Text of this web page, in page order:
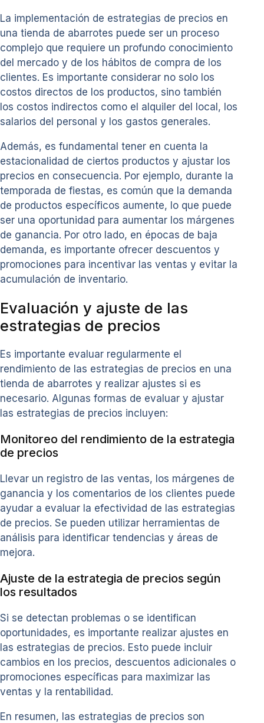
La implementación de estrategias de precios en
una tienda de abarrotes puede ser un proceso
complejo que requiere un profundo conocimiento
del mercado y de los hábitos de compra de los
clientes. Es importante considerar no solo los
costos directos de los productos, sino también
los costos indirectos como el alquiler del local, los
salarios del personal y los gastos generales.
Además, es fundamental tener en cuenta la
estacionalidad de ciertos productos y ajustar los
precios en consecuencia. Por ejemplo, durante la
temporada de fiestas, es común que la demanda
de productos específicos aumente, lo que puede
ser una oportunidad para aumentar los márgenes
de ganancia. Por otro lado, en épocas de baja
demanda, es importante ofrecer descuentos y
promociones para incentivar las ventas y evitar la
acumulación de inventario.
Evaluación y ajuste de las
estrategias de precios
Es importante evaluar regularmente el
rendimiento de las estrategias de precios en una
tienda de abarrotes y realizar ajustes si es
necesario. Algunas formas de evaluar y ajustar
las estrategias de precios incluyen:
Monitoreo del rendimiento de la estrategia
de precios
Llevar un registro de las ventas, los márgenes de
ganancia y los comentarios de los clientes puede
ayudar a evaluar la efectividad de las estrategias
de precios. Se pueden utilizar herramientas de
análisis para identificar tendencias y áreas de
mejora.
Ajuste de la estrategia de precios según
los resultados
Si se detectan problemas o se identifican
oportunidades, es importante realizar ajustes en
las estrategias de precios. Esto puede incluir
cambios en los precios, descuentos adicionales o
promociones específicas para maximizar las
ventas y la rentabilidad.
En resumen, las estrategias de precios son